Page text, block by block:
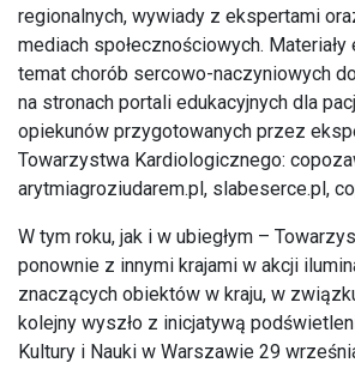
regionalnych, wywiady z ekspertami
mediach społecznościowych. Materiały
temat chorób sercowo-naczyniowych
na stronach portali edukacyjnych dla
opiekunów przygotowanych przez
Towarzystwa Kardiologicznego:
arytmiagroziudarem.pl, slabeserce.pl,
W tym roku, jak i w ubiegłym –
ponownie z innymi krajami w akcji
znaczących obiektów w kraju, w
kolejny wyszło z inicjatywą
Kultury i Nauki w Warszawie 29